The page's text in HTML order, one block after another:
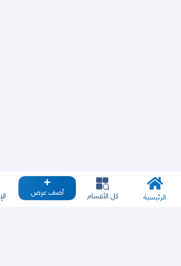
الرئيسية كل الأقسام أضف عرض